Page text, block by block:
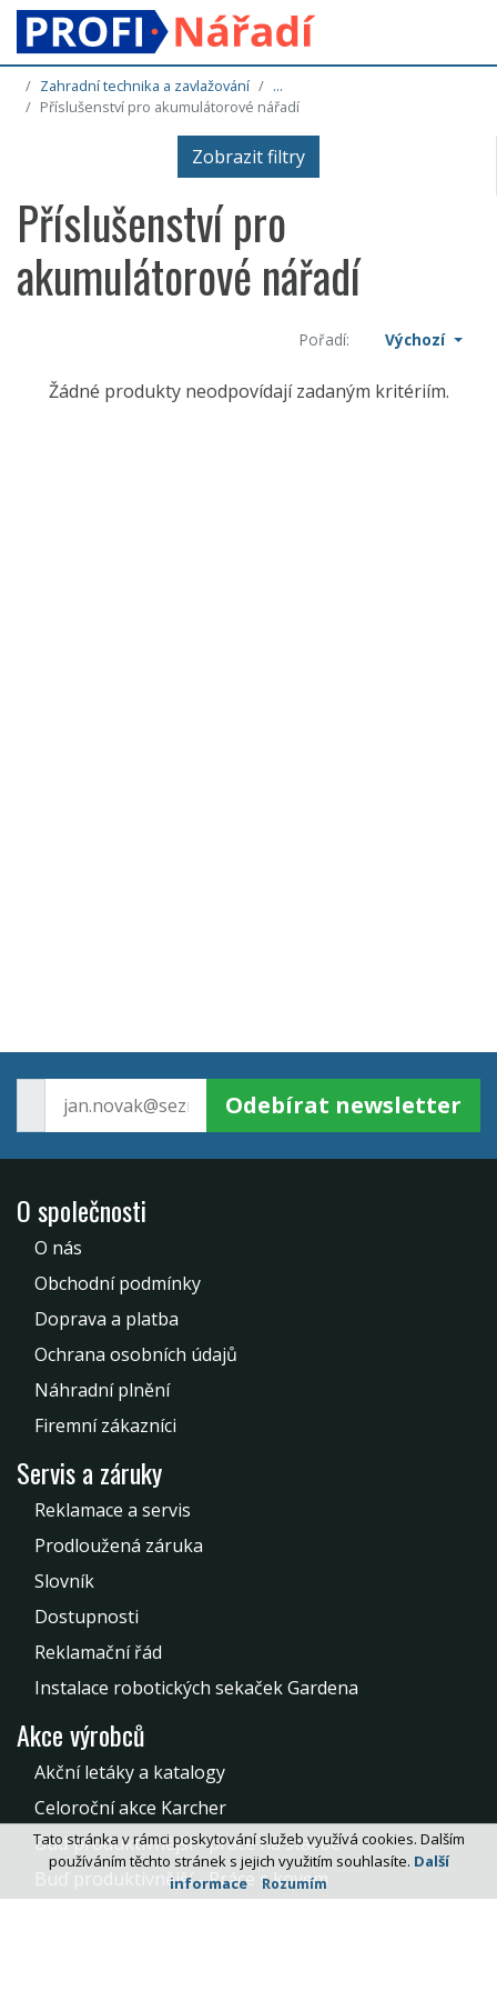
Zahradní technika a zavlažování
...
Příslušenství pro akumulátorové nářadí
Zobrazit filtry
Příslušenství pro
akumulátorové nářadí
Pořadí: Výchozí
Žádné produkty neodpovídají zadaným kritériím.
Odebírat newsletter
O společnosti
O nás
Obchodní podmínky
Doprava a platba
Ochrana osobních údajů
Náhradní plnění
Firemní zákazníci
Servis a záruky
Reklamace a servis
Prodloužená záruka
Slovník
Dostupnosti
Reklamační řád
Instalace robotických sekaček Gardena
Akce výrobců
Akční letáky a katalogy
Celoroční akce Karcher
Buď produktivnější - práce na stavbě
Buď produktivnější - Práce s kovem
Tato stránka v rámci poskytování služeb využívá cookies. Dalším
používáním těchto stránek s jejich využitím souhlasíte. Další
informace
Rozumím